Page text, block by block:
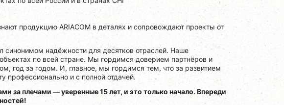
продукцию ARIACOM в деталях и сопровождают проекты от
синонимом надёжности для десятков отраслей. Наше
по всей стране. Мы гордимся доверием партнёров и
год за годом. И, главное, мы гордимся тем, что за развитием
профессионально и с полной отдачей.
за плечами — уверенные 15 лет, и это только начало. Впереди